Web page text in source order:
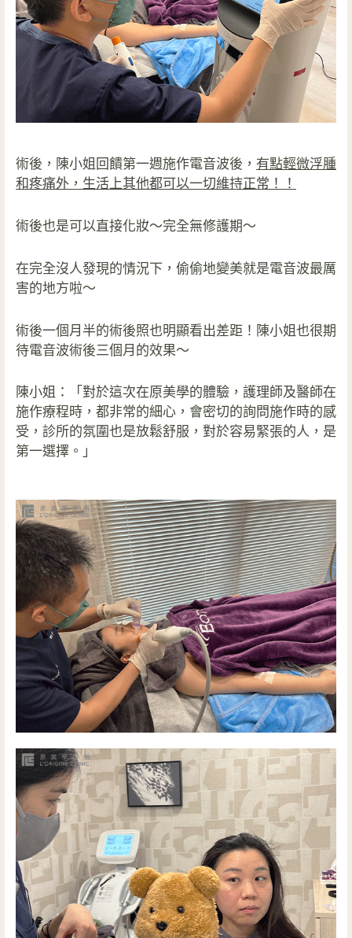
術後，陳小姐回饋第一週施作電音波後， 有點輕微浮腫
和疼痛外，生活上其他都可以一切維持正常！！
術後也是可以直接化妝～完全無修護期～
在完全沒人發現的情況下，偷偷地變美就是電音波最厲
害的地方啦～
術後一個月半的術後照也明顯看出差距！ 陳小姐也很期
待電音波術後三個月的效果～
陳小姐：「對於這次在原美學的體驗，護理師及醫師在
施作療程時，都非常的細心，會密切的詢問施作時的感
受，診所的氛圍也是放鬆舒服，對於容易緊張的人，是
第一選擇。」